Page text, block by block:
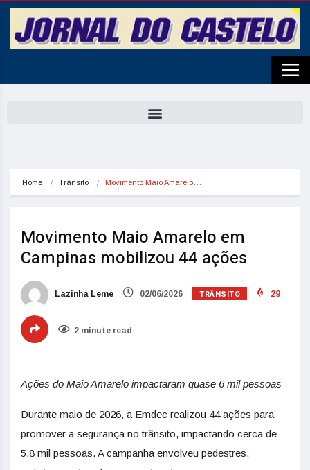
Home Trânsito Movimento Maio Amarelo…
Movimento Maio Amarelo em
Campinas mobilizou 44 ações
Lazinha Leme 02/06/2026 TRÂNSITO 29
2 minute read
Ações do Maio Amarelo impactaram quase 6 mil pessoas
Durante maio de 2026, a Emdec realizou 44 ações para
promover a segurança no trânsito, impactando cerca de
5,8 mil pessoas. A campanha envolveu pedestres,